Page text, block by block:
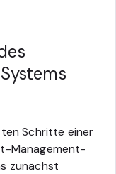
Schritte einer
Management-
zunächst